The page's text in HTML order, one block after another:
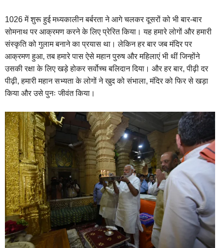
1026 में शुरू हुई मध्यकालीन बर्बरता ने आगे चलकर दूसरों को भी बार-बार
सोमनाथ पर आक्रमण करने के लिए प्रेरित किया। यह हमारे लोगों और हमारी
संस्कृति को गुलाम बनाने का प्रयास था। लेकिन हर बार जब मंदिर पर
आक्रमण हुआ, तब हमारे पास ऐसे महान पुरुष और महिलाएं भी थीं जिन्होंने
उसकी रक्षा के लिए खड़े होकर सर्वोच्च बलिदान दिया। और हर बार, पीढ़ी दर
पीढ़ी, हमारी महान सभ्यता के लोगों ने खुद को संभाला, मंदिर को फिर से खड़ा
किया और उसे पुनः जीवंत किया।